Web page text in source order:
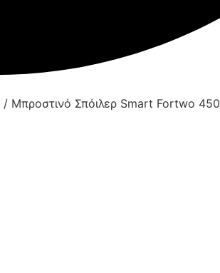
/ Μπροστινό Σπόιλερ Smart Fortwo 450